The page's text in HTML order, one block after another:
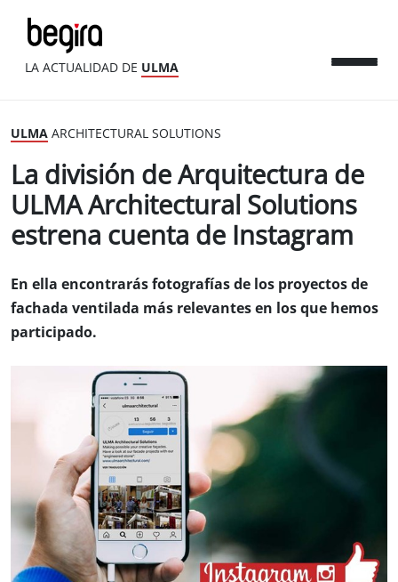
LA ACTUALIDAD DE ULMA
ULMA ARCHITECTURAL SOLUTIONS
La división de Arquitectura de
ULMA Architectural Solutions
estrena cuenta de Instagram
En ella encontrarás fotografías de los proyectos de
fachada ventilada más relevantes en los que hemos
participado.